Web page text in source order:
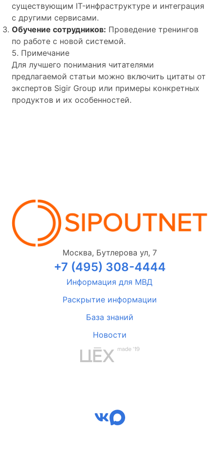
существующим IT-инфраструктуре и интеграция
с другими сервисами.
Обучение сотрудников: Проведение тренингов
по работе с новой системой.
5. Примечание
Для лучшего понимания читателями
предлагаемой статьи можно включить цитаты от
экспертов Sigir Group или примеры конкретных
продуктов и их особенностей.
Москва, Бутлерова ул, 7
+7 (495) 308-4444
Информация для МВД
Раскрытие информации
База знаний
Новости